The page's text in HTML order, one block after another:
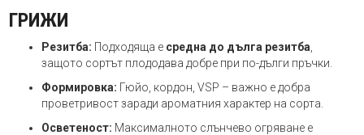
ГРИЖИ
Резитба: Подходяща е средна до дълга резитба
защото сортът плододава добре при по-дълги пръчки.
Формировка: Гюйо, кордон, VSP – важно е добра
проветривост заради ароматния характер на сорта.
Осветеност: Максималното слънчево огряване е